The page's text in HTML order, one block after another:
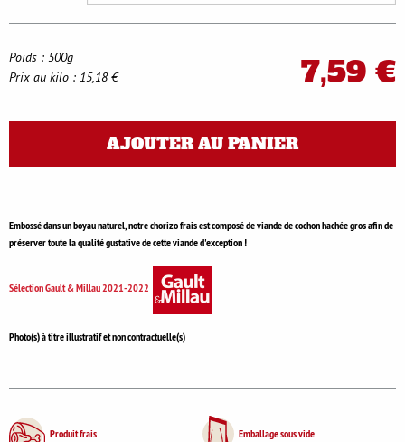
7,59 €
Poids : 500g
Prix au kilo : 15,18 €
AJOUTER AU PANIER
Embossé dans un boyau naturel, notre chorizo frais est composé de viande de cochon hachée gros afin de
préserver toute la qualité gustative de cette viande d'exception !
Sélection Gault & Millau 2021-2022
Photo(s) à titre illustratif et non contractuelle(s)
Produit frais Emballage sous vide